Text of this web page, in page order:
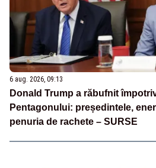
6 aug. 2026, 09:13
Donald Trump a răbufnit
Pentagonului: președintele,
penuria de rachete – SURSE